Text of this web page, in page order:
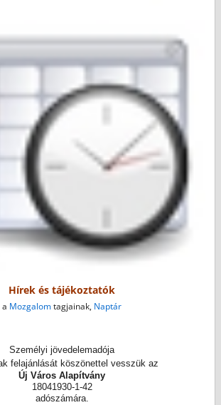
Hírek és tájékoztatók
a Mozgalomtagjainak, Naptár
Személyi jövedelemadója
felajánlását köszönettel vesszük az
Új Város Alapítvány
18041930-1-42
adószámára.